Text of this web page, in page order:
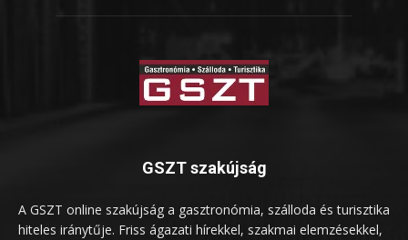
GSZT szakújság
A GSZT online szakújság a gasztronómia, szálloda és turisztika
hiteles iránytűje. Friss ágazati hírekkel, szakmai elemzésekkel,